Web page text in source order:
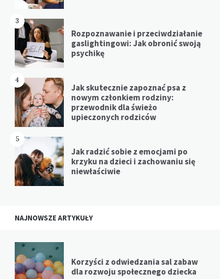
3
Rozpoznawanie i przeciwdziałanie
gaslightingowi: Jak obronić swoją
psychikę
4
Jak skutecznie zapoznać psa z
nowym członkiem rodziny:
przewodnik dla świeżo
upieczonych rodziców
5
Jak radzić sobie z emocjami po
krzyku na dzieci i zachowaniu się
niewłaściwie
NAJNOWSZE ARTYKUŁY
Korzyści z odwiedzania sal zabaw
dla rozwoju społecznego dziecka